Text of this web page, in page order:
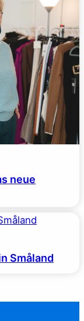
neue
Småland